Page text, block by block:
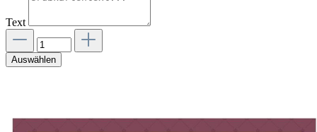
Text
Auswählen